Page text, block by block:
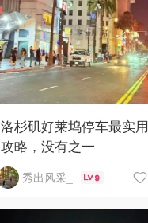
洛杉矶好莱坞停车最实用
攻略，没有之一
秀出风采_ 9